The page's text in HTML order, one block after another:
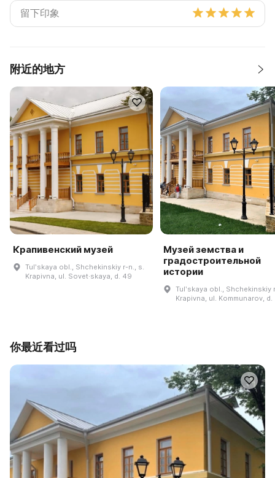
附近的地方
Крапивенский музей
Tulʹskaya obl., Shchekinskiy r-n., s.
Krapivna, ul. Sovet·skaya, d. 49
Музей земства и
градостроительной
истории
Tulʹskaya obl., Shchekinskiy
Krapivna, ul. Kommunarov,
你最近看过吗